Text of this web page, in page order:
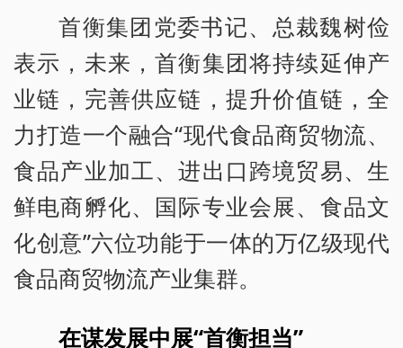
首衡集团党委书记、总裁魏树俭
表示，未来，首衡集团将持续延伸产
业链，完善供应链，提升价值链，全
力打造一个融合“现代食品商贸物流、
食品产业加工、进出口跨境贸易、生
鲜电商孵化、国际专业会展、食品文
化创意”六位功能于一体的万亿级现代
食品商贸物流产业集群。
在谋发展中展“首衡担当”